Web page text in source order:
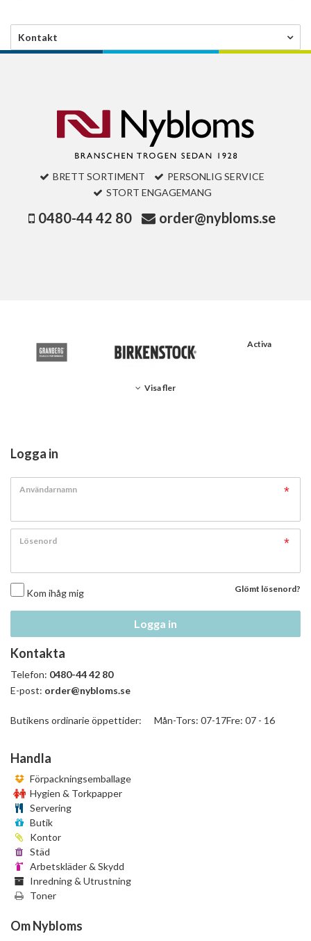
Kontakt
BRETT SORTIMENT
PERSONLIG SERVICE
STORT ENGAGEMANG
0480-44 42 80 order@nybloms.se
Activa
Visa fler
Logga in
Användarnamn
Lösenord
Kom ihåg mig Glömt lösenord?
Logga in
Kontakta
Telefon: 0480-44 42 80
E-post: order@nybloms.se
Butikens ordinarie öppettider: Mån-Tors: 07-17Fre: 07 - 16
Handla
Förpackningsemballage
Hygien & Torkpapper
Servering
Butik
Kontor
Städ
Arbetskläder & Skydd
Inredning & Utrustning
Toner
Om Nybloms